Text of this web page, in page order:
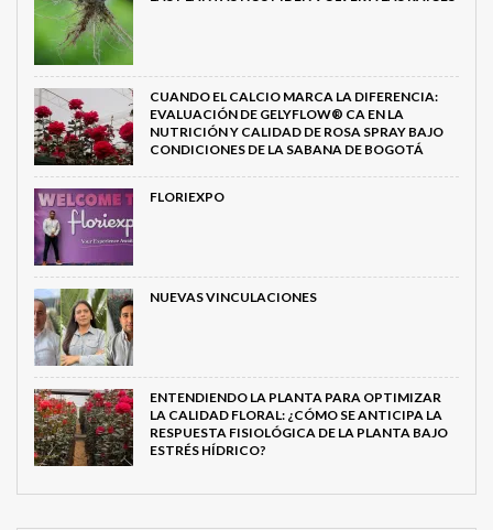
CUANDO EL CALCIO MARCA LA DIFERENCIA:
EVALUACIÓN DE GELYFLOW® CA EN LA
NUTRICIÓN Y CALIDAD DE ROSA SPRAY BAJO
CONDICIONES DE LA SABANA DE BOGOTÁ
FLORIEXPO
NUEVAS VINCULACIONES
ENTENDIENDO LA PLANTA PARA OPTIMIZAR
LA CALIDAD FLORAL: ¿CÓMO SE ANTICIPA LA
RESPUESTA FISIOLÓGICA DE LA PLANTA BAJO
ESTRÉS HÍDRICO?